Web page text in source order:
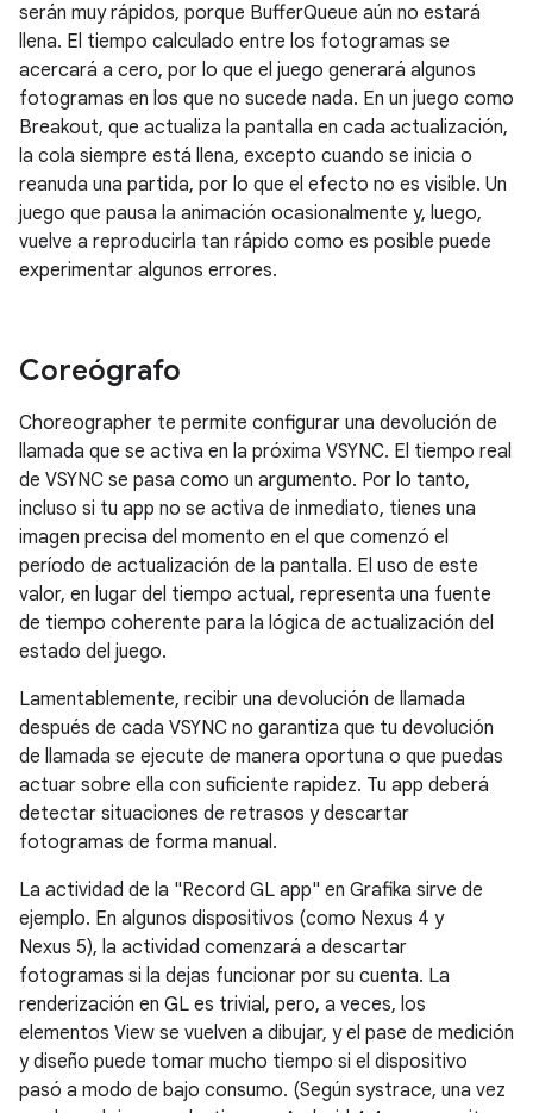
serán muy rápidos, porque BufferQueue aún no estará
llena. El tiempo calculado entre los fotogramas se
acercará a cero, por lo que el juego generará algunos
fotogramas en los que no sucede nada. En un juego como
Breakout, que actualiza la pantalla en cada actualización,
la cola siempre está llena, excepto cuando se inicia o
reanuda una partida, por lo que el efecto no es visible. Un
juego que pausa la animación ocasionalmente y, luego,
vuelve a reproducirla tan rápido como es posible puede
experimentar algunos errores.
Coreógrafo
Choreographer te permite configurar una devolución de
llamada que se activa en la próxima VSYNC. El tiempo real
de VSYNC se pasa como un argumento. Por lo tanto,
incluso si tu app no se activa de inmediato, tienes una
imagen precisa del momento en el que comenzó el
período de actualización de la pantalla. El uso de este
valor, en lugar del tiempo actual, representa una fuente
de tiempo coherente para la lógica de actualización del
estado del juego.
Lamentablemente, recibir una devolución de llamada
después de cada VSYNC no garantiza que tu devolución
de llamada se ejecute de manera oportuna o que puedas
actuar sobre ella con suficiente rapidez. Tu app deberá
detectar situaciones de retrasos y descartar
fotogramas de forma manual.
La actividad de la "Record GL app" en Grafika sirve de
ejemplo. En algunos dispositivos (como Nexus 4 y
Nexus 5), la actividad comenzará a descartar
fotogramas si la dejas funcionar por su cuenta. La
renderización en GL es trivial, pero, a veces, los
elementos View se vuelven a dibujar, y el pase de medición
y diseño puede tomar mucho tiempo si el dispositivo
pasó a modo de bajo consumo. (Según systrace, una vez